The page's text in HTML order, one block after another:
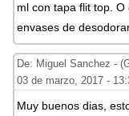
ml con tapa flit top.
envases de
De: Miguel Sanchez -
03 de marzo, 2017 -
Muy buenos dias,